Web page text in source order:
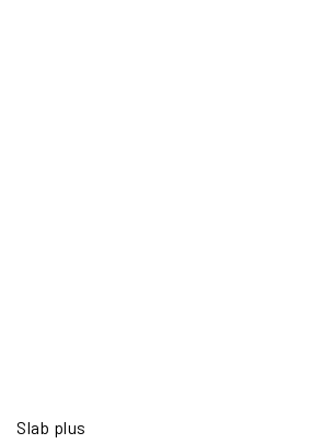
Slab plus